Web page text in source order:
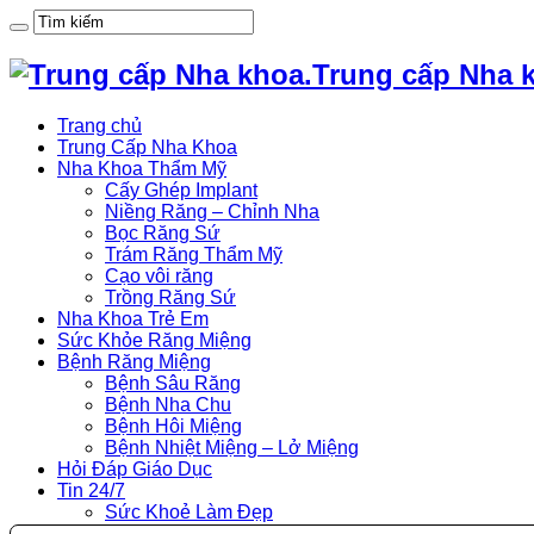
Trung cấp Nha
Trang chủ
Trung Cấp Nha Khoa
Nha Khoa Thẩm Mỹ
Cấy Ghép Implant
Niềng Răng – Chỉnh Nha
Bọc Răng Sứ
Trám Răng Thẩm Mỹ
Cạo vôi răng
Trồng Răng Sứ
Nha Khoa Trẻ Em
Sức Khỏe Răng Miệng
Bệnh Răng Miệng
Bệnh Sâu Răng
Bệnh Nha Chu
Bệnh Hôi Miệng
Bệnh Nhiệt Miệng – Lở Miệng
Hỏi Đáp Giáo Dục
Tin 24/7
Sức Khoẻ Làm Đẹp